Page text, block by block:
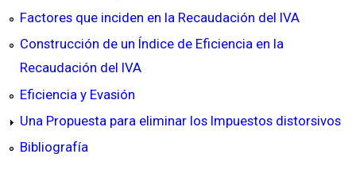
Factores que inciden en la Recaudación del IVA
Construcción de un Índice de Eficiencia en la
Recaudación del IVA
Eficiencia y Evasión
Una Propuesta para eliminar los Impuestos distorsivos
Bibliografía